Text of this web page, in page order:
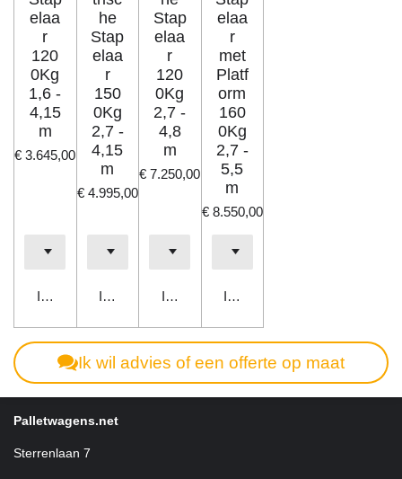
elaa
r
120
0Kg
1,6 -
4,15
m
€ 3.645,00
In winkelwagen
he
Stap
elaa
r
150
0Kg
2,7 -
4,15
m
€ 4.995,00
In winkelwagen
Stap
elaa
r
120
0Kg
2,7 -
4,8
m
€ 7.250,00
In winkelwagen
elaa
r
met
Platf
orm
160
0Kg
2,7 -
5,5
m
€ 8.550,00
In winkelwagen
Ik wil advies of een offerte op maat
Palletwagens.net
Sterrenlaan 7